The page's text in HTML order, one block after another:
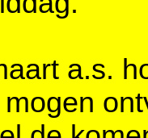
a.s.